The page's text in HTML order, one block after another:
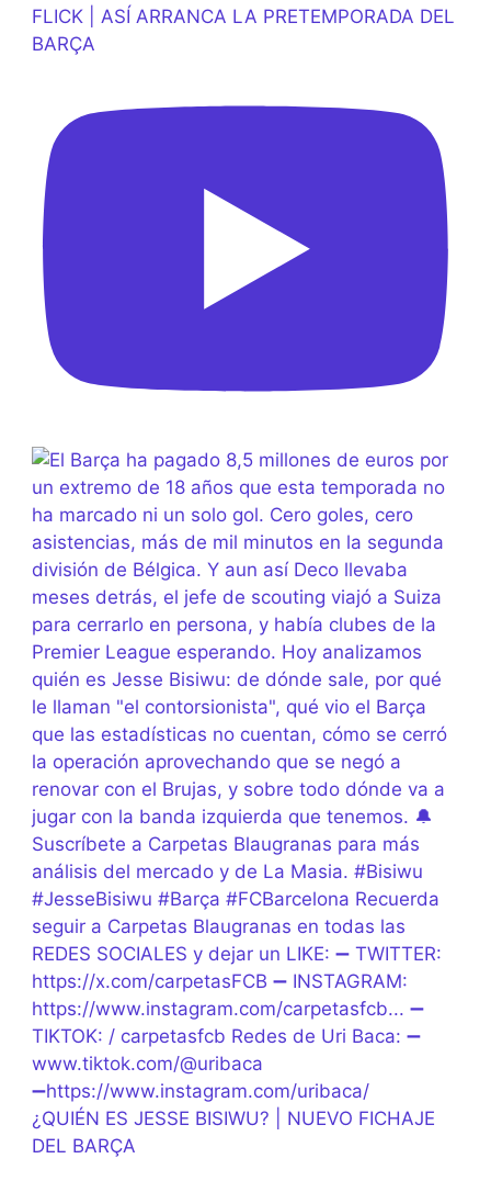
FLICK | ASÍ ARRANCA LA PRETEMPORADA DEL
BARÇA
¿QUIÉN ES JESSE BISIWU? | NUEVO FICHAJE
DEL BARÇA